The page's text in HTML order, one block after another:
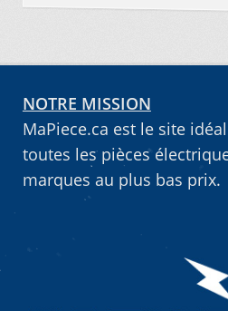
NOTRE MISSION
MaPiece.ca est le site
toutes les pièces
marques au plus bas prix.